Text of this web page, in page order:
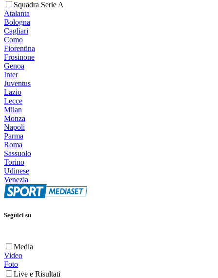
Squadra Serie A
Atalanta
Bologna
Cagliari
Como
Fiorentina
Frosinone
Genoa
Inter
Juventus
Lazio
Lecce
Milan
Monza
Napoli
Parma
Roma
Sassuolo
Torino
Udinese
Venezia
Seguici su
Media
Video
Foto
Live e Risultati